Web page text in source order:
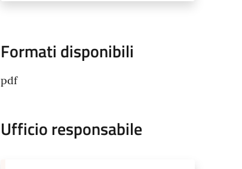
Formati disponibili
pdf
Ufficio responsabile